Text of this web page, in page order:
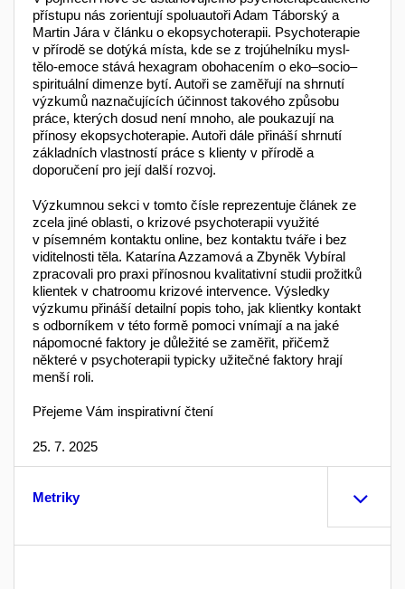
přístupu nás zorientují spoluautoři Adam Táborský a
Martin Jára v článku o ekopsychoterapii. Psychoterapie
v přírodě se dotýká místa, kde se z trojúhelníku mysl-
tělo-emoce stává hexagram obohacením o eko–socio–
spirituální dimenze bytí. Autoři se zaměřují na shrnutí
výzkumů naznačujících účinnost takového způsobu
práce, kterých dosud není mnoho, ale poukazují na
přínosy ekopsychoterapie. Autoři dále přináší shrnutí
základních vlastností práce s klienty v přírodě a
doporučení pro její další rozvoj.
Výzkumnou sekci v tomto čísle reprezentuje článek ze
zcela jiné oblasti, o krizové psychoterapii využité
v písemném kontaktu online, bez kontaktu tváře i bez
viditelnosti těla. Katarína Azzamová a Zbyněk Vybíral
zpracovali pro praxi přínosnou kvalitativní studii prožitků
klientek v chatroomu krizové intervence. Výsledky
výzkumu přináší detailní popis toho, jak klientky kontakt
s odborníkem v této formě pomoci vnímají a na jaké
nápomocné faktory je důležité se zaměřit, přičemž
některé v psychoterapii typicky užitečné faktory hrají
menší roli.
Přejeme Vám inspirativní čtení
25. 7. 2025
Metriky